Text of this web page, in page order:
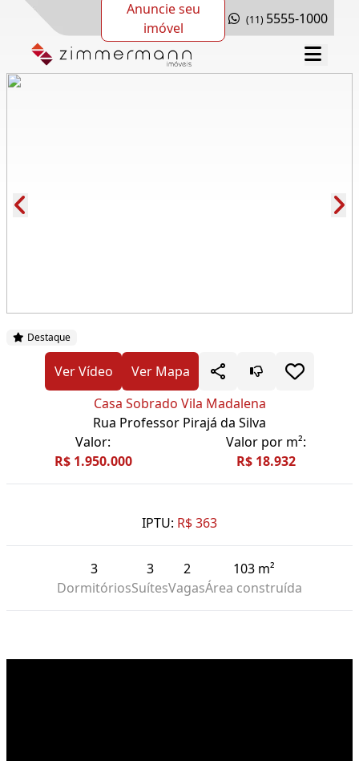
Anuncie seu
imóvel
(11) 5555-1000
Destaque
Ver Vídeo
Ver Mapa
Casa Sobrado Vila Madalena
Rua Professor Pirajá da Silva
Valor:
R$ 1.950.000
Valor por m²:
R$ 18.932
IPTU: R$ 363
3
Dormitórios
3
Suítes
2
Vagas
103 m²
Área construída